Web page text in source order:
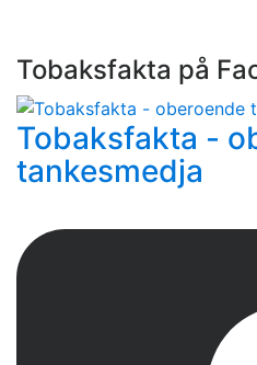
Tobaksfakta på
Tobaksfakta -
tankesmedja